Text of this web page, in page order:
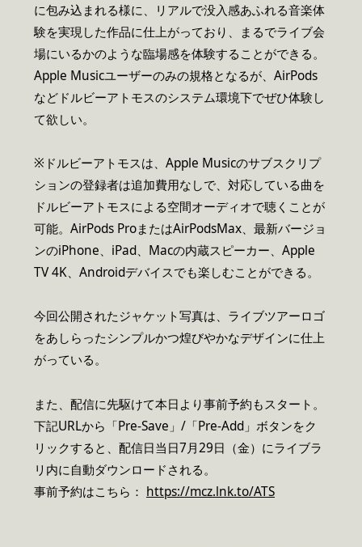
に包み込まれる様に、リアルで没入感あふれる音楽体
験を実現した作品に仕上がっており、まるでライブ会
場にいるかのような臨場感を体験することができる。
Apple Musicユーザーのみの規格となるが、AirPods
などドルビーアトモスのシステム環境下でぜひ体験し
て欲しい。
※ドルビーアトモスは、Apple Musicのサブスクリプ
ションの登録者は追加費用なしで、対応している曲を
ドルビーアトモスによる空間オーディオで聴くことが
可能。AirPods ProまたはAirPodsMax、最新バージョ
ンのiPhone、iPad、Macの内蔵スピーカー、Apple
TV 4K、Androidデバイスでも楽しむことができる。
今回公開されたジャケット写真は、ライブツアーロゴ
をあしらったシンプルかつ煌びやかなデザインに仕上
がっている。
また、配信に先駆けて本日より事前予約もスタート。
下記URLから「Pre-Save」/「Pre-Add」ボタンをク
リックすると、配信日当日7月29日（金）にライブラ
リ内に自動ダウンロードされる。
事前予約はこちら： https://mcz.lnk.to/ATS